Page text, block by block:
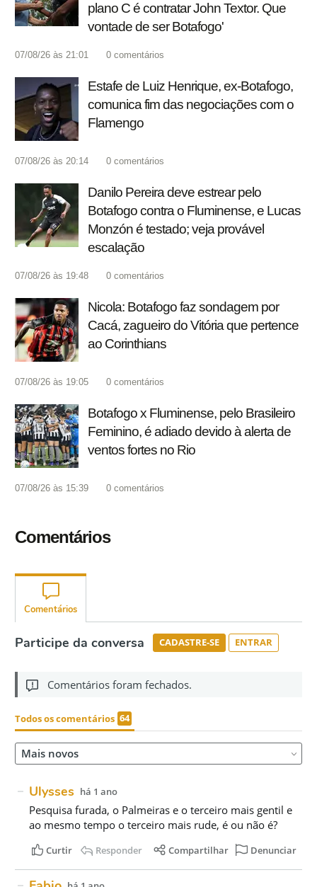
plano C é contratar John Textor. Que
vontade de ser Botafogo'
07/08/26 às 21:01 0 comentários
Estafe de Luiz Henrique, ex-Botafogo,
comunica fim das negociações com o
Flamengo
07/08/26 às 20:14 0 comentários
Danilo Pereira deve estrear pelo
Botafogo contra o Fluminense, e Lucas
Monzón é testado; veja provável
escalação
07/08/26 às 19:48 0 comentários
Nicola: Botafogo faz sondagem por
Cacá, zagueiro do Vitória que pertence
ao Corinthians
07/08/26 às 19:05 0 comentários
Botafogo x Fluminense, pelo Brasileiro
Feminino, é adiado devido à alerta de
ventos fortes no Rio
07/08/26 às 15:39 0 comentários
Comentários